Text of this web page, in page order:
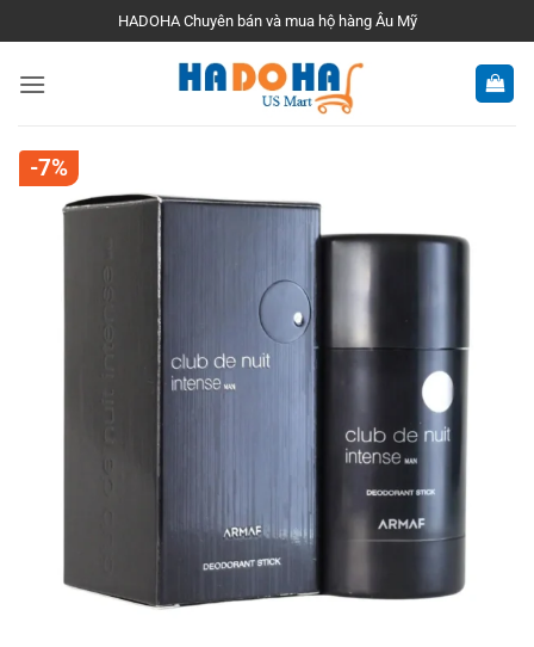
qua
nội
HADOHA Chuyên bán và mua hộ hàng Âu Mỹ
-7%